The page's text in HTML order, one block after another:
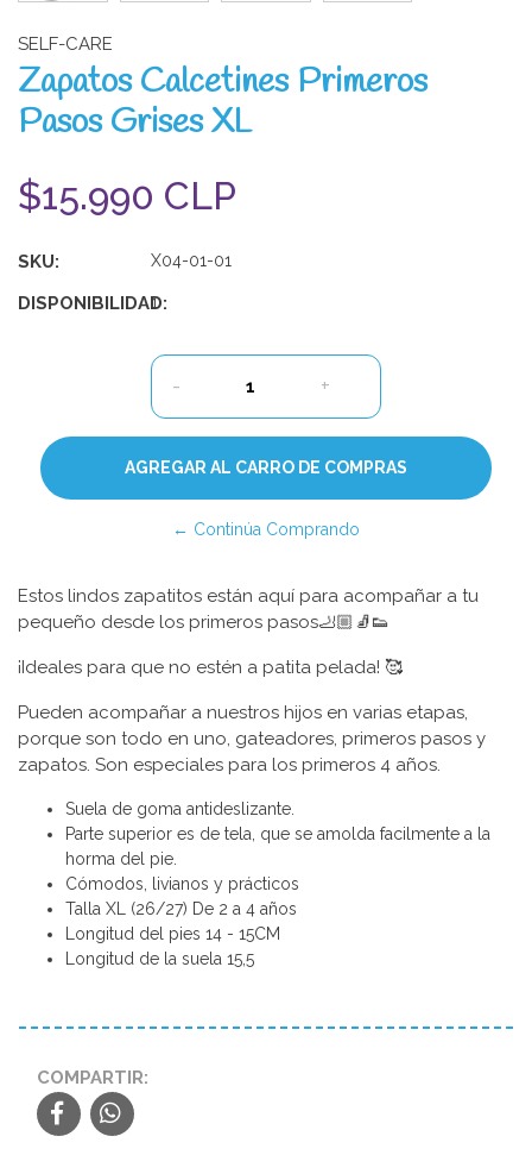
SELF-CARE
Zapatos Calcetines Primeros
Pasos Grises XL
$15.990 CLP
SKU: X04-01-01
DISPONIBILIDAD:
1
- +
← Continúa Comprando
Estos lindos zapatitos están aquí para acompañar a tu
pequeño desde los primeros pasos🦶🏼🧦👟
¡Ideales para que no estén a patita pelada! 🥰
Pueden acompañar a nuestros hijos en varias etapas,
porque son todo en uno, gateadores, primeros pasos y
zapatos. Son especiales para los primeros 4 años.
Suela de goma antideslizante.
Parte superior es de tela, que se amolda facilmente a la
horma del pie.
Cómodos, livianos y prácticos
Talla XL (26/27) De 2 a 4 años
Longitud del pies 14 - 15CM
Longitud de la suela 15,5
COMPARTIR: